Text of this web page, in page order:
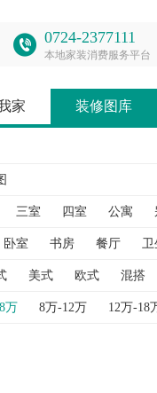
0724-2377111
本地家装消费服务平台
家 装修图库
三室 四室 公寓
卧室 书房 餐厅 卫
帘 背景墙 衣帽间
美式 欧式 混搭
万 8万-12万 12万-18